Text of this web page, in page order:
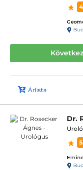
Árlista
Dr.